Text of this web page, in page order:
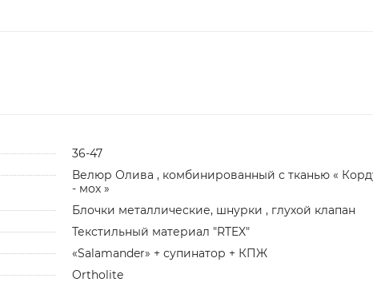
36-47
Велюр Олива , комбинированный с тканью «
- мох »
Блочки металлические, шнурки , глухой клапан
Текстильный материал "RTEX"
«Salamander» + супинатор + КПЖ
Ortholite